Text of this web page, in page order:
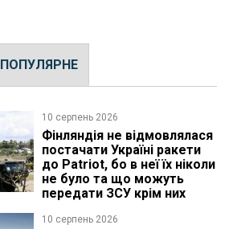
ПОПУЛЯРНЕ
10 серпень 2026
Фінляндія не відмовлялася
постачати Україні ракети
до Patriot, бо в неї їх ніколи
не було та що можуть
передати ЗСУ крім них
10 серпень 2026